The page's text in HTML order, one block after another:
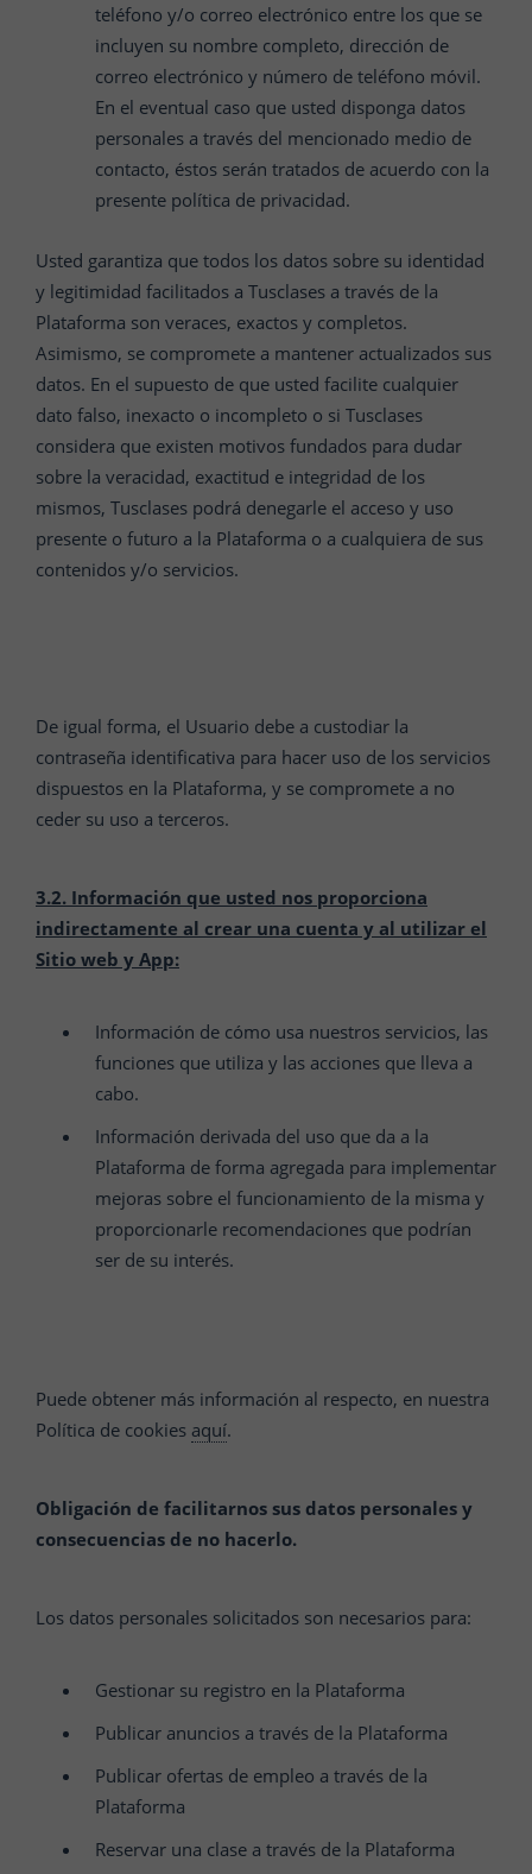
teléfono y/o correo electrónico entre los que se
incluyen su nombre completo, dirección de
correo electrónico y número de teléfono móvil.
En el eventual caso que usted disponga datos
personales a través del mencionado medio de
contacto, éstos serán tratados de acuerdo con la
presente política de privacidad.
Usted garantiza que todos los datos sobre su identidad
y legitimidad facilitados a Tusclases a través de la
Plataforma son veraces, exactos y completos.
Asimismo, se compromete a mantener actualizados sus
datos. En el supuesto de que usted facilite cualquier
dato falso, inexacto o incompleto o si Tusclases
considera que existen motivos fundados para dudar
sobre la veracidad, exactitud e integridad de los
mismos, Tusclases podrá denegarle el acceso y uso
presente o futuro a la Plataforma o a cualquiera de sus
contenidos y/o servicios.
De igual forma, el Usuario debe a custodiar la
contraseña identificativa para hacer uso de los servicios
dispuestos en la Plataforma, y se compromete a no
ceder su uso a terceros.
3.2. Información que usted nos proporciona
indirectamente al crear una cuenta y al utilizar el
Sitio web y App:
Información de cómo usa nuestros servicios, las
funciones que utiliza y las acciones que lleva a
cabo.
Información derivada del uso que da a la
Plataforma de forma agregada para implementar
mejoras sobre el funcionamiento de la misma y
proporcionarle recomendaciones que podrían
ser de su interés.
Puede obtener más información al respecto, en nuestra
Política de cookies aquí.
Obligación de facilitarnos sus datos personales y
consecuencias de no hacerlo.
Los datos personales solicitados son necesarios para:
Gestionar su registro en la Plataforma
Publicar anuncios a través de la Plataforma
Publicar ofertas de empleo a través de la
Plataforma
Reservar una clase a través de la Plataforma